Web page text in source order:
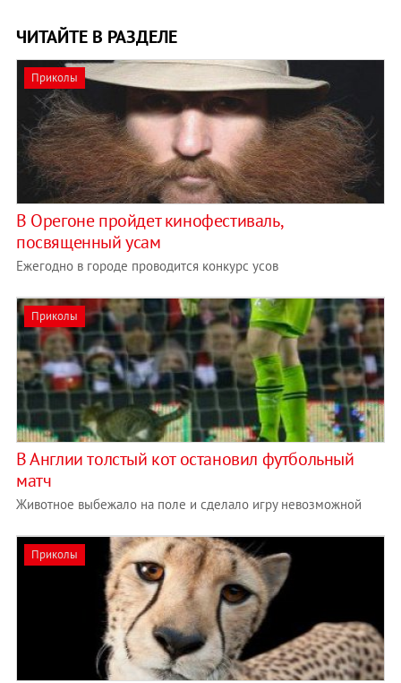
ЧИТАЙТЕ В РАЗДЕЛЕ
Приколы
В Орегоне пройдет кинофестиваль,
посвященный усам
Ежегодно в городе проводится конкурс усов
Приколы
В Англии толстый кот остановил футбольный
матч
Животное выбежало на поле и сделало игру невозможной
Приколы